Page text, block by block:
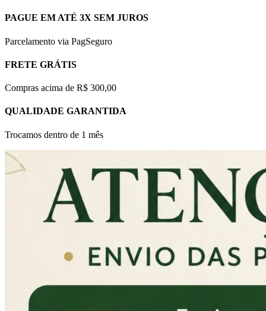
PAGUE EM ATÉ 3X SEM JUROS
Parcelamento via PagSeguro
FRETE GRÁTIS
Compras acima de R$ 300,00
QUALIDADE GARANTIDA
Trocamos dentro de 1 mês